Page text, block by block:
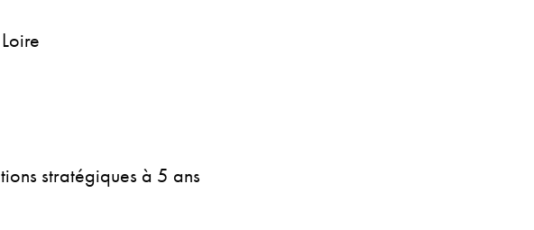
stratégiques à 5 ans